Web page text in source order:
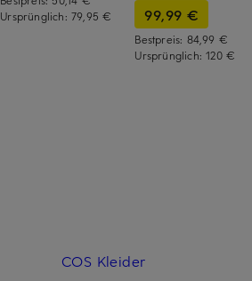
Ursprünglich: 79,95 € 99,99 €
Bestpreis: 84,99 €
Ursprünglich:120 €
COS Kleider